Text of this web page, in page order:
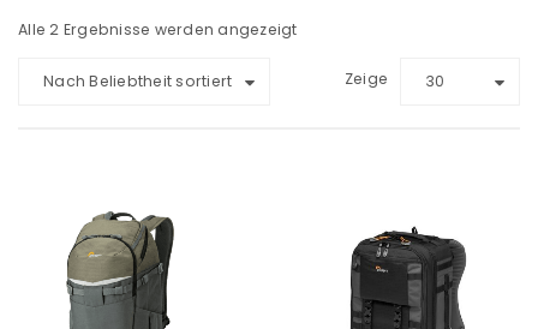
Alle 2 Ergebnisse werden angezeigt
Nach Beliebtheit sortiert Zeige 30